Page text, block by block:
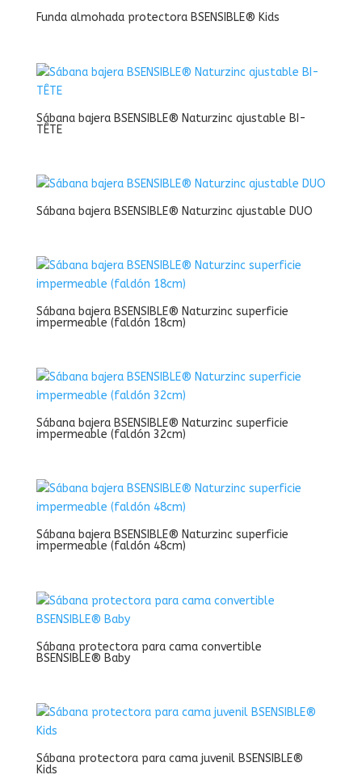
Funda almohada protectora BSENSIBLE® Kids
Sábana bajera BSENSIBLE® Naturzinc ajustable BI-
TÊTE
Sábana bajera BSENSIBLE® Naturzinc ajustable DUO
Sábana bajera BSENSIBLE® Naturzinc superficie
impermeable (faldón 18cm)
Sábana bajera BSENSIBLE® Naturzinc superficie
impermeable (faldón 32cm)
Sábana bajera BSENSIBLE® Naturzinc superficie
impermeable (faldón 48cm)
Sábana protectora para cama convertible
BSENSIBLE® Baby
Sábana protectora para cama juvenil BSENSIBLE®
Kids